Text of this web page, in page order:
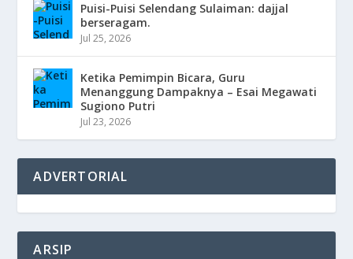
Puisi-Puisi Selendang Sulaiman: dajjal
berseragam.
Jul 25, 2026
Ketika Pemimpin Bicara, Guru
Menanggung Dampaknya – Esai Megawati
Sugiono Putri
Jul 23, 2026
ADVERTORIAL
ARSIP